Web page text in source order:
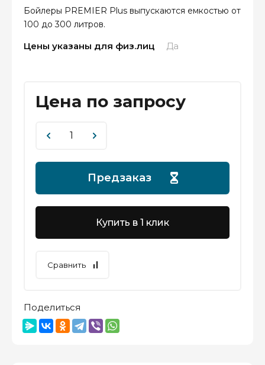
Бойлеры PREMIER Plus выпускаются емкостью от
100 до 300 литров.
Цены указаны для физ.лиц Да
Цена по запросу
Предзаказ
Купить в 1 клик
Сравнить
Поделиться